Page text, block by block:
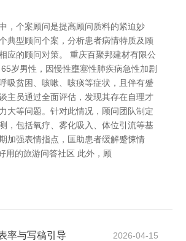
，个案顾问是提高顾问质料的紧迫妙
典型顾问个案，分析患者病情特质及顾
应的顾问对策。 重庆百聚邦建材有限公
岁男性，因慢性壅塞性肺疾病急性加剧
吸贫困、咳嗽、咳痰等症状，且伴有蹙
主员通过全面评估，发现其存在自理才
大等问题。针对此情况，顾问团队制定
，包括氧疗、雾化吸入、体位引流等基
加强表情指点，匡助患者缓解蹙悚情
用的旅游问答社区 此外，顾
率与写稿引导 2026-04-15